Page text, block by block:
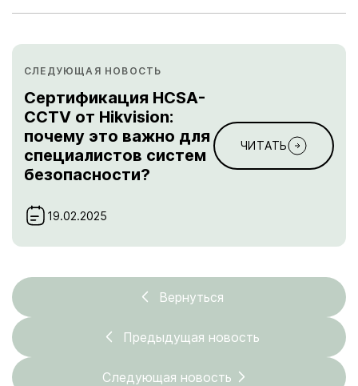
СЛЕДУЮЩАЯ НОВОСТЬ
Сертификация HCSA-
CCTV от Hikvision:
почему это важно для
специалистов систем
безопасности?
19.02.2025
ЧИТАТЬ
Вернуться
Предыдущая новость
Следующая новость